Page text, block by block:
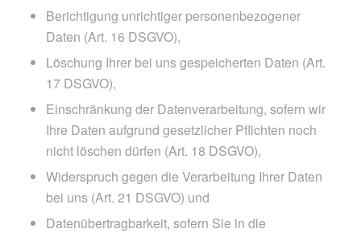
Berichtigung unrichtiger personenbezogener
Daten (Art. 16 DSGVO),
Löschung Ihrer bei uns gespeicherten Daten (Art.
17 DSGVO),
Einschränkung der Datenverarbeitung, sofern wir
Ihre Daten aufgrund gesetzlicher Pflichten noch
nicht löschen dürfen (Art. 18 DSGVO),
Widerspruch gegen die Verarbeitung Ihrer Daten
bei uns (Art. 21 DSGVO) und
Datenübertragbarkeit, sofern Sie in die